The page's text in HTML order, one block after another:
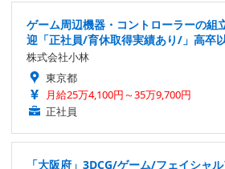
ゲーム周辺機器・コントローラーの組
迎「正社員/育休取得実績あり/」高卒
株式会社小林
東京都
月給25万4,100円～35万9,700円
正社員
「大阪府」3DCG/ゲーム/フェイシャ